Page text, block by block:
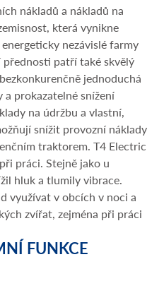
nákladů a nákladů na
která vynikne
nezávislé farmy
patří také skvělý
jednoduchá
prokazatelné snížení
na údržbu a vlastní,
snížit provozní náklady
traktorem. T4 Electric
práci. Stejně jako u
hluk a tlumily vibrace.
využívat v obcích v noci a
zvířat, zejména při práci
FUNKCE